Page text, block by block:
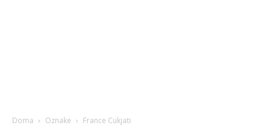
Doma Oznake France Cukjati